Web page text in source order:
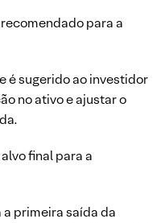
para a
é sugerido ao investidor
no ativo e ajustar o
final para a
primeira saída da